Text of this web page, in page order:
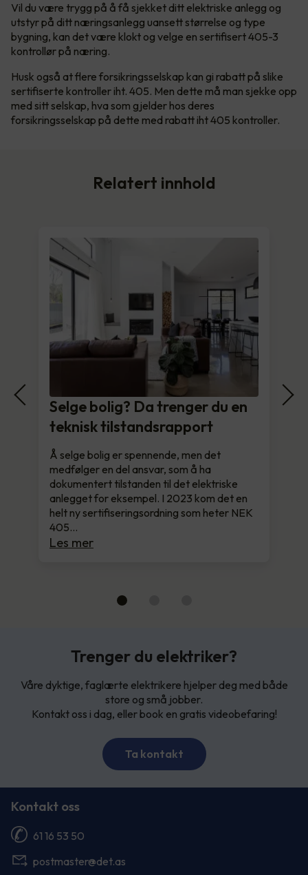
Vil du være trygg på å få sjekket ditt elektriske anlegg og
utstyr på ditt næringsanlegg uansett størrelse og type
bygning, kan det være klokt og velge en sertifisert 405-3
kontrollør på næring.
Husk også at flere forsikringsselskap kan gi rabatt på slike
sertifiserte kontroller iht. 405. Men dette må man sjekke opp
med sitt selskap, hva som gjelder hos deres
forsikringsselskap på dette med rabatt iht 405 kontroller.
Relatert innhold
Selge bolig? Da trenger du en
teknisk tilstandsrapport
Å selge bolig er spennende, men det
medfølger en del ansvar, som å ha
dokumentert tilstanden til det elektriske
anlegget for eksempel. I 2023 kom det en
helt ny sertifiseringsordning som heter NEK
405…
Les mer
Trenger du elektriker?
Våre dyktige, faglærte elektrikere hjelper deg med både
store og små jobber.
Kontakt oss i dag, eller book en gratis videobefaring!
Ta kontakt
Kontakt oss
61 16 53 50
postmaster@det.as